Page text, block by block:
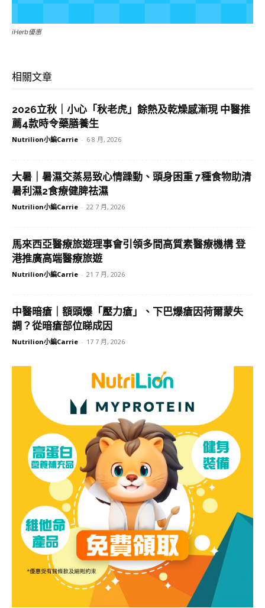
iHerb優惠
相關文章
2026立秋｜小心「秋老虎」餘熱及乾燥感漸現 中醫推
薦4款時令藥膳養生
Nutrilion小編Carrie - 6 8 月, 2026
大暑｜暑濕交蒸易致心情躁動、頭身困重 7種食物助清
暑利濕2食療健脾祛濕
Nutrilion小編Carrie - 22 7 月, 2026
馬來西亞醫療旅遊理事會引領多間高質素醫療機構 登
港推廣高端醫療旅遊
Nutrilion小編Carrie - 21 7 月, 2026
中醫暗瘡｜額頭爆「壓力瘡」、下巴爆瘡因荷爾蒙失
調？從暗瘡部位睇成因
Nutrilion小編Carrie - 17 7 月, 2026